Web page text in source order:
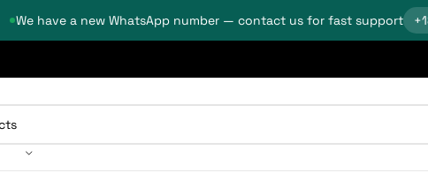
We have a new WhatsApp number — contact us for fast support